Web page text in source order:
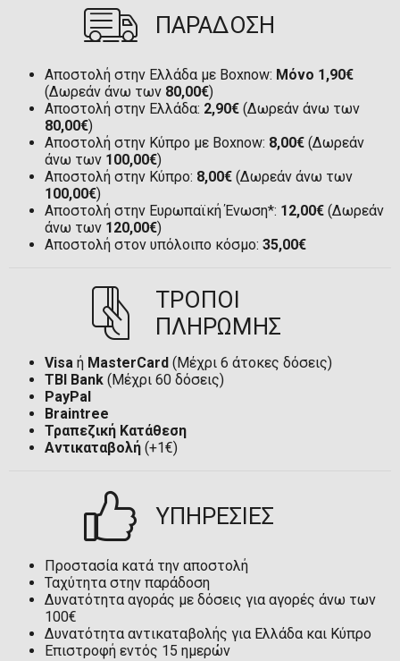
ΠΑΡΑΔΟΣΗ
Αποστολή στην Ελλάδα με Boxnow: Μόνο 1,90€
(Δωρεάν άνω των 80,00€)
Αποστολή στην Ελλάδα: 2,90€ (Δωρεάν άνω των
80,00€)
Αποστολή στην Κύπρο με Boxnow: 8,00€ (Δωρεάν
άνω των 100,00€)
Αποστολή στην Κύπρο: 8,00€ (Δωρεάν άνω των
100,00€)
Αποστολή στην Ευρωπαϊκή Ένωση*: 12,00€ (Δωρεάν
άνω των 120,00€)
Αποστολή στον υπόλοιπο κόσμο: 35,00€
ΤΡΟΠΟΙ
ΠΛΗΡΩΜΗΣ
Visa ή MasterCard (Μέχρι 6 άτοκες δόσεις)
TBI Bank (Μέχρι 60 δόσεις)
PayPal
Braintree
Τραπεζική Κατάθεση
Αντικαταβολή (+1€)
ΥΠΗΡΕΣΙΕΣ
Προστασία κατά την αποστολή
Ταχύτητα στην παράδοση
Δυνατότητα αγοράς με δόσεις για αγορές άνω των
100€
Δυνατότητα αντικαταβολής για Ελλάδα και Κύπρο
Επιστροφή εντός 15 ημερών